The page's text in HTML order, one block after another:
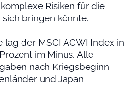
Risiken für die
bringen könnte.
lag der MSCI ACWI Index in
im Minus. Alle
nach Kriegsbeginn
und Japan